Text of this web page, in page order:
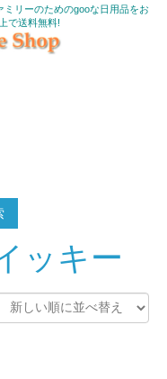
リーのためのgooな日用品をお
で送料無料!
ッキー